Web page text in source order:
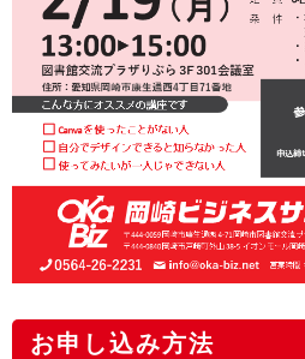
お申し込み方法